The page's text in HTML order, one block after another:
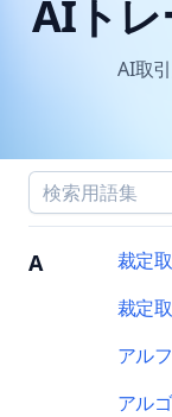
AIトレ
AI取
A
裁定
裁定
アル
アル